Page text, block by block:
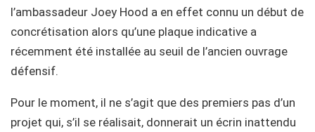
l’ambassadeur Joey Hood a en effet connu un début de
concrétisation alors qu’une plaque indicative a
récemment été installée au seuil de l’ancien ouvrage
défensif.
Pour le moment, il ne s’agit que des premiers pas d’un
projet qui, s’il se réalisait, donnerait un écrin inattendu